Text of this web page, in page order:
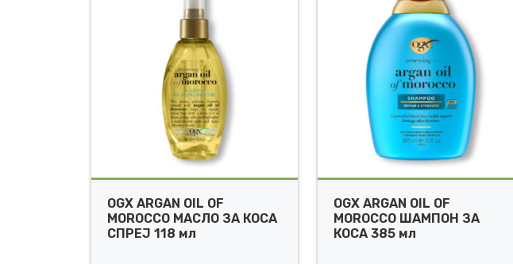
OGX ARGAN OIL OF
MOROCCO МАСЛО ЗА КОСА
СПРЕЈ 118 мл
OGX ARGAN OIL OF
MOROCCO ШАМПОН ЗА
КОСА 385 мл